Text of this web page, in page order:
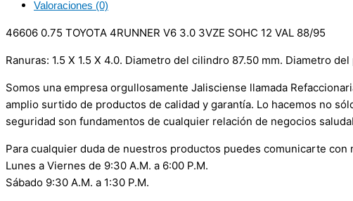
Valoraciones (0)
46606 0.75 TOYOTA 4RUNNER V6 3.0 3VZE SOHC 12 VAL 88/95
Ranuras: 1.5 X 1.5 X 4.0. Diametro del cilindro 87.50 mm. Diametro
Somos una empresa orgullosamente Jalisciense llamada
amplio surtido de productos de calidad y garantía. Lo hacemos no
seguridad son fundamentos de cualquier relación de negocios
Para cualquier duda de nuestros productos puedes comunicarte con
Lunes a Viernes de 9:30 A.M. a 6:00 P.M.
Sábado 9:30 A.M. a 1:30 P.M.